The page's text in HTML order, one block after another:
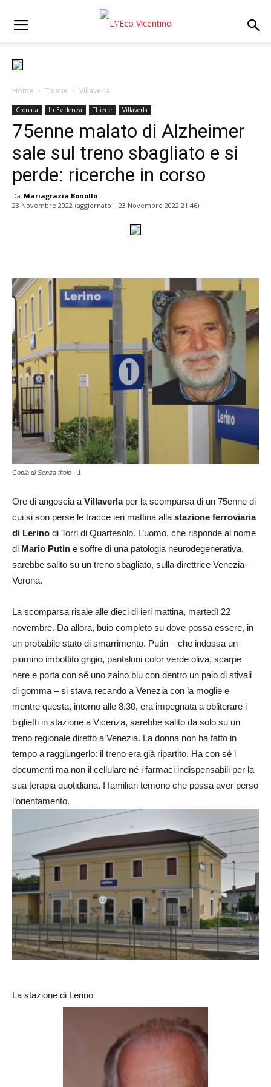
Home Thiene Villaverla
Cronaca In Evidenza Thiene Villaverla
75enne malato di Alzheimer
sale sul treno sbagliato e si
perde: ricerche in corso
Da Mariagrazia Bonollo
23 Novembre 2022 (aggiornato il 23 Novembre 2022 21:46)
Copia di Senza titolo - 1
Ore di angoscia a Villaverlaper la scomparsa di un 75enne di
cui si son perse le tracce ieri mattina alla stazione ferroviaria
di Lerino di Torri di Quartesolo. L’uomo, che risponde al nome
di Mario Putin e soffre di una patologia neurodegenerativa,
sarebbe salito su un treno sbagliato, sulla direttrice Venezia-
Verona.
La scomparsa risale alle dieci di ieri mattina, martedì 22
novembre. Da allora, buio completo su dove possa essere, in
un probabile stato di smarrimento. Putin – che indossa un
piumino imbottito grigio, pantaloni color verde oliva, scarpe
nere e porta con sé uno zaino blu con dentro un paio di stivali
di gomma – si stava recando a Venezia con la moglie e
mentre questa, intorno alle 8,30, era impegnata a obliterare i
biglietti in stazione a Vicenza, sarebbe salito da solo su un
treno regionale diretto a Venezia. La donna non ha fatto in
tempo a raggiungerlo: il treno era già ripartito. Ha con sé i
documenti ma non il cellulare né i farmaci indispensabili per la
sua terapia quotidiana. I familiari temono che possa aver perso
l’orientamento.
La stazione di Lerino